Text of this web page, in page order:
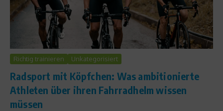
Richtig trainieren Unkategorisiert
Radsport mit Köpfchen: Was ambitionierte
Athleten über ihren Fahrradhelm wissen
müssen